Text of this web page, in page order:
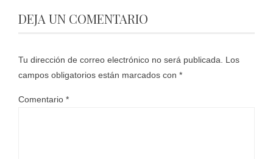
DEJA UN COMENTARIO
Tu dirección de correo electrónico no será publicada.
Los
campos obligatorios están marcados con *
Comentario *